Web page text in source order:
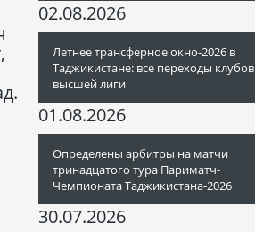
02.08.2026
Летнее трансферное окно-2026 в
Таджикистане: все переходы клубов
высшей лиги
01.08.2026
Определены арбитры на матчи
тринадцатого тура Париматч-
Чемпионата Таджикистана-2026
30.07.2026